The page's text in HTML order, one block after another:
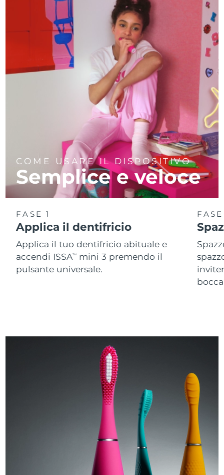
COME USARE IL DISPOSITIVO
Semplice e veloce
FASE 1
Applica il dentifricio
Applica il tuo dentifricio abituale e
accendi ISSATM
mini 3 premendo il
pulsante universale.